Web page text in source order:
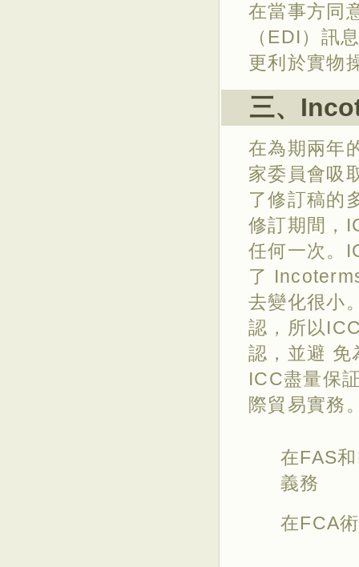
在當事方同
（EDI）訊
更利於實物
三、
在為期兩年
家委員會吸
了修訂稿的
修訂期間，
任何一次。
了
去變化很小
認，所以
認，並避 免
ICC盡量保
際貿易實務
在FAS
義務
在FCA